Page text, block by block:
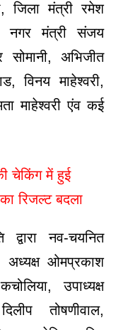
जिला मंत्री रमेश
नगर मंत्री संजय
सोमानी, अभिजीत
विनय माहेश्वरी,
माहेश्वरी एंव कई
चेकिंग में हुई
रिजल्ट बदला
नव-चयनित
अध्यक्ष ओमप्रकाश
उपाध्यक्ष
तोषणीवाल,